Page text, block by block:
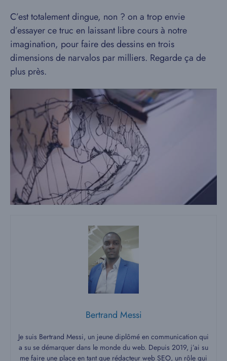
C’est totalement dingue, non ? on a trop envie
d’essayer ce truc en laissant libre cours à notre
imagination, pour faire des dessins en trois
dimensions de narvalos par milliers. Regarde ça de
plus près.
Bertrand Messi
Je suis Bertrand Messi, un jeune diplômé en communication qui
a su se démarquer dans le monde du web. Depuis 2019, j’ai su
me faire une place en tant que rédacteur web SEO, un rôle qui